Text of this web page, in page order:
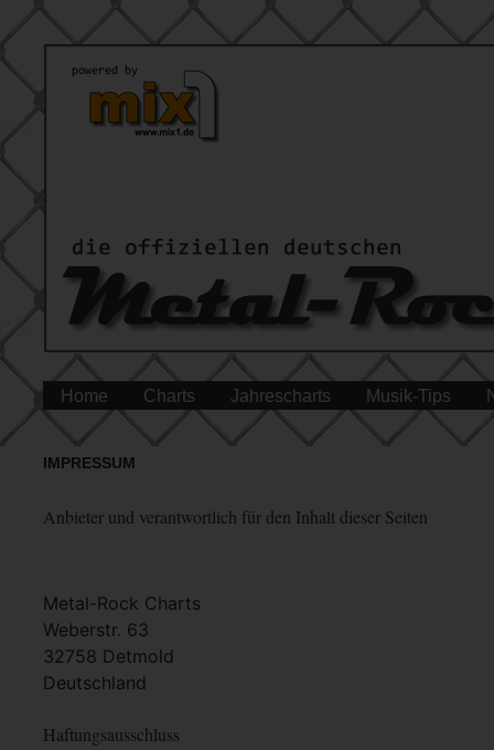
Home Charts Jahrescharts Musik-Tips
IMPRESSUM
Anbieter und verantwortlich für den Inhalt dieser Seiten
Metal-Rock Charts
Weberstr. 63
32758 Detmold
Deutschland
Haftungsausschluss